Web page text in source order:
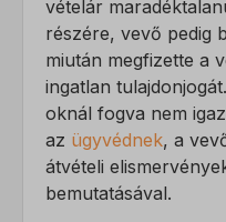
vételár
részére, vevő pedig
miután megfizette a
ingatlan
oknál fogva nem
az ügyvédnek, a
átvételi
bemutatásával.
wp-settings-time-*
_fbp
_gcl_au
_gcl_aw
_gcl_gs
Egyéb szolgáltatások
Ez a kategória minden
magában foglal, amelyek
vagy amelyeket nem
_dd_s